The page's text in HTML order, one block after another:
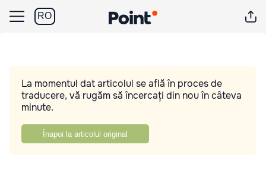
RO
La momentul dat articolul se află în proces de
traducere, vă rugăm să încercați din nou în câteva
minute.
Înapoi la articolul original